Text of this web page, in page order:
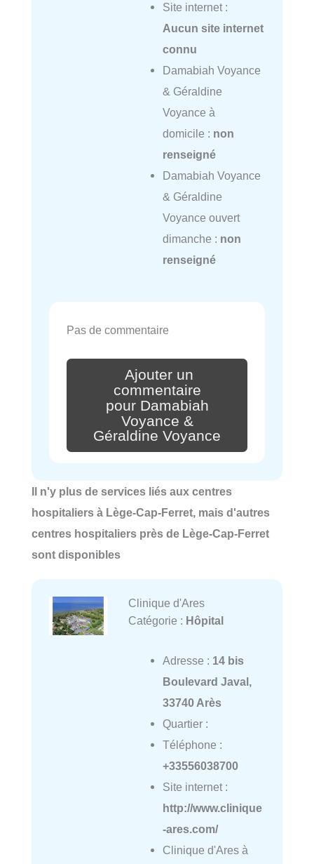
Site internet :
Aucun site internet
connu
Damabiah Voyance
& Géraldine
Voyance à
domicile : non
renseigné
Damabiah Voyance
& Géraldine
Voyance ouvert
dimanche : non
renseigné
Pas de commentaire
Ajouter un
commentaire
pour Damabiah
Voyance &
Géraldine Voyance
Il n'y plus de services liés aux centres
hospitaliers à Lège-Cap-Ferret, mais d'autres
centres hospitaliers près de Lège-Cap-Ferret
sont disponibles
Clinique d'Ares
Catégorie : Hôpital
Adresse : 14 bis
Boulevard Javal,
33740 Arès
Quartier :
Téléphone :
+33556038700
Site internet :
http://www.clinique
-ares.com/
Clinique d'Ares à